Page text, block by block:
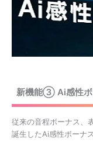
新機能③ Ai感性ボ
従来の音程ボーナス、
誕生したAi感性ボーナ